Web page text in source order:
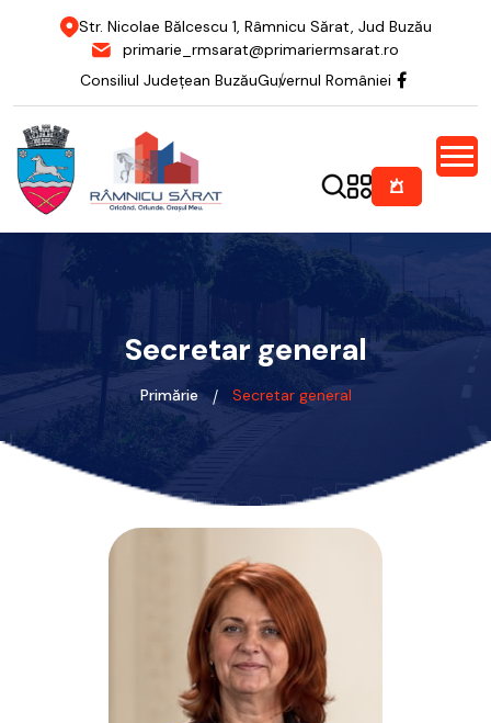
Str. Nicolae Bălcescu 1, Râmnicu Sărat, Jud Buzău
primarie_rmsarat@primariermsarat.ro
Consiliul Județean BuzăuGuvernul României
Secretar general
Primărie Secretar general